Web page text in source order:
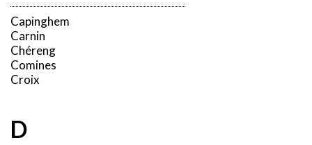
Capinghem
Carnin
Chéreng
Comines
Croix
D